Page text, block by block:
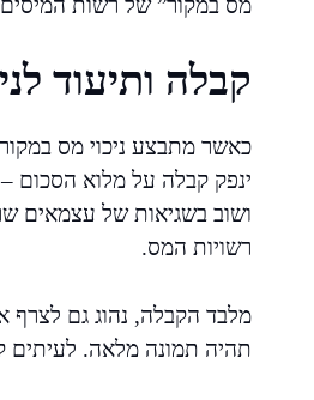
קבלה ותיעוד
כאשר מתבצע ניכוי מס
ינפק קבלה על מלוא הסכום
ושוב בשגיאות של עצמאים
רשויות המס.
מלבד הקבלה, נהוג גם
תהיה תמונה מלאה. לעיתים